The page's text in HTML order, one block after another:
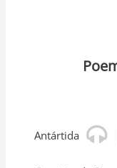
Antártida